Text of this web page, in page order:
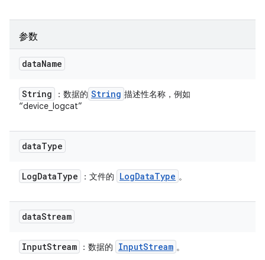
参数
dataName
String ：数据的 String 描述性名称，例如
“device_logcat”
dataType
LogDataType ：文件的 LogDataType 。
dataStream
InputStream ：数据的 InputStream 。